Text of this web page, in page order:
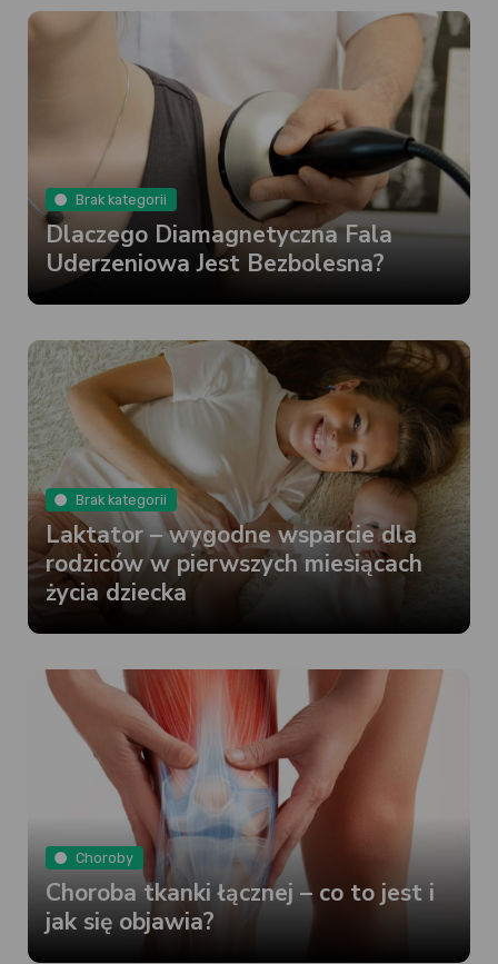
Brak kategorii
Dlaczego Diamagnetyczna Fala
Uderzeniowa Jest Bezbolesna?
Brak kategorii
Laktator – wygodne wsparcie dla
rodziców w pierwszych miesiącach
życia dziecka
Choroby
Choroba tkanki łącznej – co to jest i
jak się objawia?